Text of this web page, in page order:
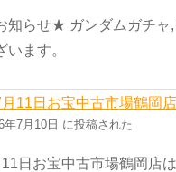
らせ★ ガンダムガチャ,
ます。
11日お宝中古市場鶴岡
年7月10日 に投稿された
日お宝中古市場鶴岡店